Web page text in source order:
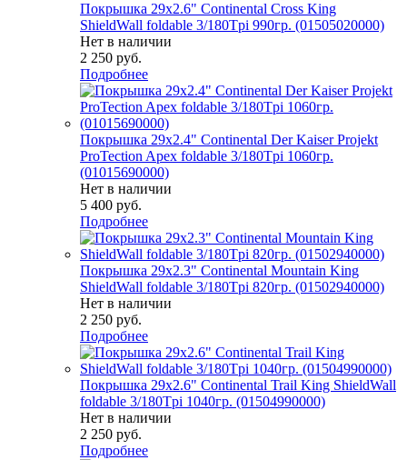
Покрышка 29x2.6" Continental Cross King
ShieldWall foldable 3/180Tpi 990гр. (01505020000)
Нет в наличии
2 250 руб.
Подробнее
Покрышка 29x2.4" Continental Der Kaiser Projekt
ProTection Apex foldable 3/180Tpi 1060гр.
(01015690000)
Нет в наличии
5 400 руб.
Подробнее
Покрышка 29x2.3" Continental Mountain King
ShieldWall foldable 3/180Tpi 820гр. (01502940000)
Нет в наличии
2 250 руб.
Подробнее
Покрышка 29x2.6" Continental Trail King ShieldWall
foldable 3/180Tpi 1040гр. (01504990000)
Нет в наличии
2 250 руб.
Подробнее